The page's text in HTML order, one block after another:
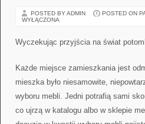
POSTED BY ADMIN POSTED ON
WYŁĄCZONA
Wyczekując przyjścia na świat
Każde miejsce zamieszkania jest
mieszka było niesamowite,
wyboru mebli. Jedni potrafią sami
co ujrzą w katalogu albo w sklepie